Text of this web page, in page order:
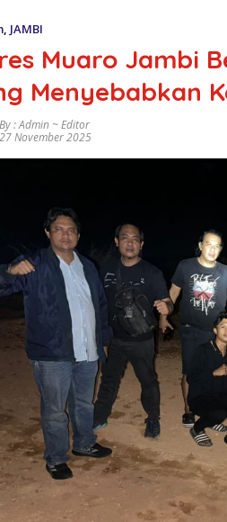
, JAMBI
Muaro Jambi
Menyebabkan
By : Admin ~ Editor
27 November 2025
Pesan
Keras untuk
Gubernur
Jambi:
Jangan
Abaikan
Jalan
Simpang
Betung–
Pintas,
Warga 11
Desa Siap
Bergerak
Mazlan